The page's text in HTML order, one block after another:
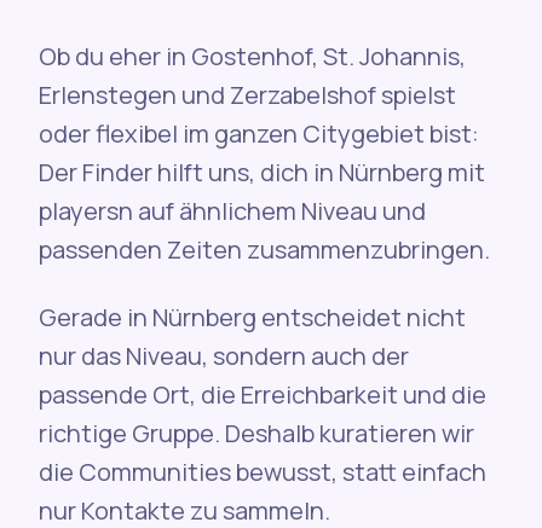
Ob du eher in Gostenhof, St. Johannis,
Erlenstegen und Zerzabelshof spielst
oder flexibel im ganzen Citygebiet bist:
Der Finder hilft uns, dich in Nürnberg mit
playersn auf ähnlichem Niveau und
passenden Zeiten zusammenzubringen.
Gerade in Nürnberg entscheidet nicht
nur das Niveau, sondern auch der
passende Ort, die Erreichbarkeit und die
richtige Gruppe. Deshalb kuratieren wir
die Communities bewusst, statt einfach
nur Kontakte zu sammeln.